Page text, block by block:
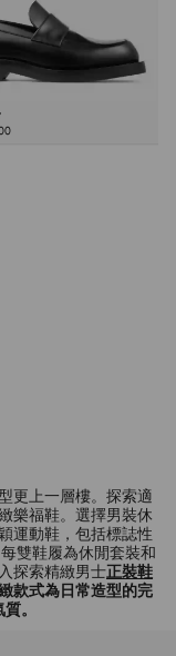
更上一層樓。探索適
樂福鞋。選擇男裝休
運動鞋，包括標誌性
雙鞋履為休閒套裝和
探索精緻男士正裝鞋
款式為日常造型的完
。